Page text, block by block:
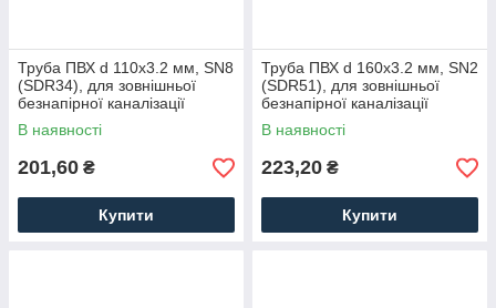
Труба ПВХ d 110x3.2 мм, SN8
(SDR34), для зовнішньої
безнапірної каналізації
В наявності
201,60 ₴
Купити
Труба ПВХ d 160x3.2 мм, SN2
(SDR51), для зовнішньої
безнапірної каналізації
В наявності
223,20 ₴
Купити